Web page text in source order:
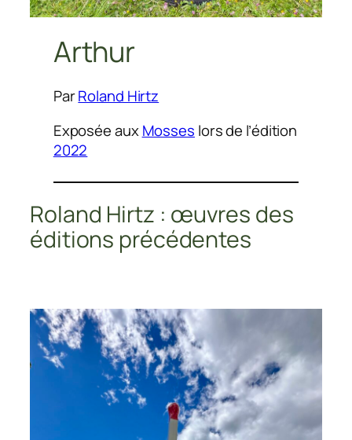
Arthur
ParRoland Hirtz
Exposée auxMosses lors de l’édition
2022
Roland Hirtz : œuvres des
éditions précédentes